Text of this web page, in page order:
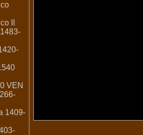
II
VEN
1409-